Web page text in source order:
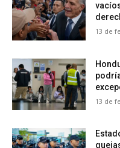
13 de
13 de